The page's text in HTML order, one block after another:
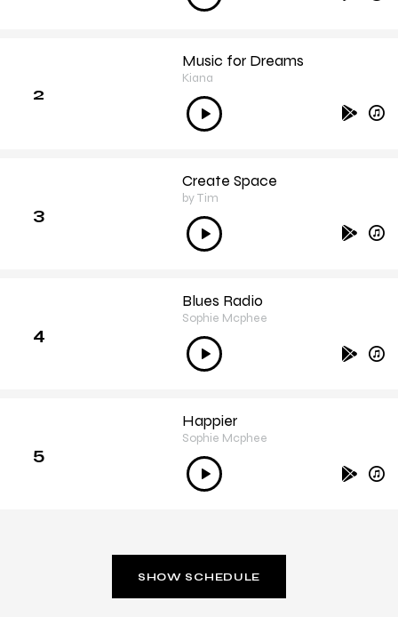
audio
2
Music for Dreams
Kiana
Lecteur
audio
3
Create Space
by Tim
Lecteur
audio
4
Blues Radio
Sophie Mcphee
Lecteur
audio
5
Happier
Sophie Mcphee
Lecteur
audio
SHOW SCHEDULE